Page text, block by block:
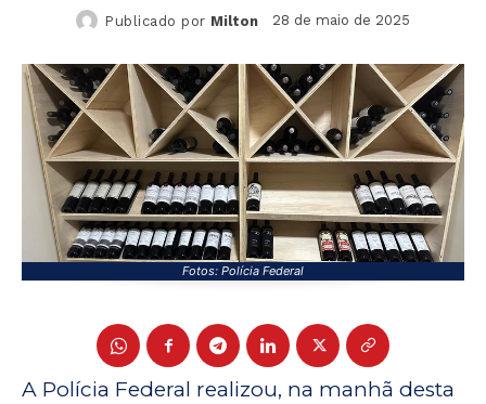
Publicado por Milton 28 de maio de 2025
Fotos: Polícia Federal
A Polícia Federal realizou, na manhã desta